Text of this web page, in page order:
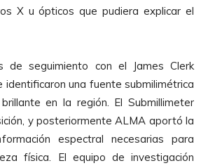
X u ópticos que pudiera explicar el
de seguimiento con el James Clerk
identificaron una fuente submilimétrica
en la región. El Submillimeter
y posteriormente ALMA aportó la
espectral necesarias para
física. El equipo de investigación